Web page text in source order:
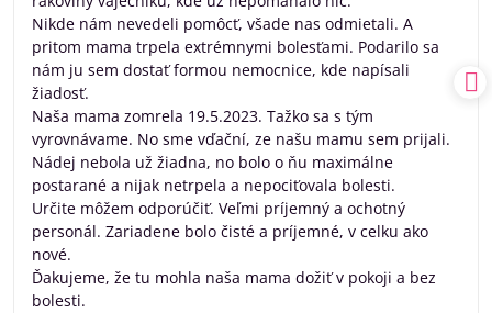
Nikde nám nevedeli pomôcť, všade nas odmietali. A
pritom mama trpela extrémnymi bolesťami. Podarilo sa
nám ju sem dostať formou nemocnice, kde napísali
žiadosť.
Naša mama zomrela 19.5.2023. Tažko sa s tým
vyrovnávame. No sme vďační, ze našu mamu sem prijali.
Nádej nebola už žiadna, no bolo o ňu maximálne
postarané a nijak netrpela a nepociťovala bolesti.
Určite môžem odporúčiť. Veľmi príjemný a ochotný
personál. Zariadene bolo čisté a príjemné, v celku ako
nové.
Ďakujeme, že tu mohla naša mama dožiť v pokoji a bez
bolesti.